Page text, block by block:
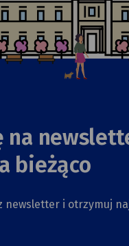
na
bieżąco
newsletter i otrzymuj